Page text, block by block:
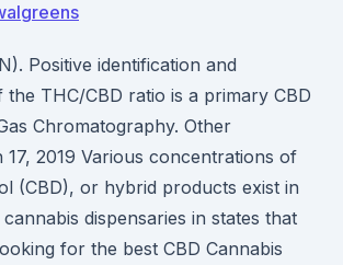
Positive identification and
THC/CBD ratio is a primary CBD
Chromatography. Other
2019 Various concentrations of
(CBD), or hybrid products exist in
dispensaries in states that
for the best CBD Cannabis